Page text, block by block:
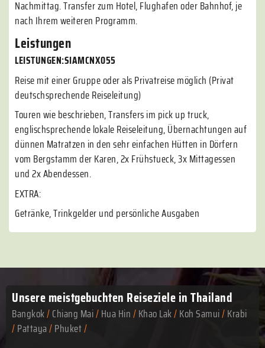
Nachmittag. Transfer zum Hotel, Flughafen oder Bahnhof, je
nach Ihrem weiteren Programm.
Leistungen
LEISTUNGEN:SIAMCNX055
Reise mit einer Gruppe oder als Privatreise möglich (Privat
deutschsprechende Reiseleitung)
Touren wie beschrieben, Transfers im pick up truck,
englischsprechende lokale Reiseleitung, Übernachtungen auf
dünnen Matratzen in den sehr einfachen Hütten in Dörfern
vom Bergstamm der Karen, 2x Frühstueck, 3x Mittagessen
und 2x Abendessen.
EXTRA:
Getränke, Trinkgelder und persönliche Ausgaben
Unsere meistgebuchten Reiseziele in Thailand
Bangkok/Chiang Mai/Hua Hin/Khao Lak/Koh Samui/Krabi
/Pattaya/Phuket/